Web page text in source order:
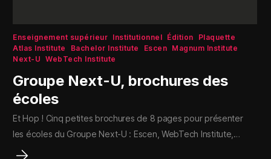
Enseignement supérieur Institutionnel Édition
Plaquette
Atlas Institute
Bachelor Institute Escen Magnum Institute
Next-U WebTech Institute
Groupe Next-U, brochures des
écoles
Et Hop ! Cinq petites brochures de 8 pages pour présenter
les écoles du Groupe Next-U : Escen, WebTech Institute,…